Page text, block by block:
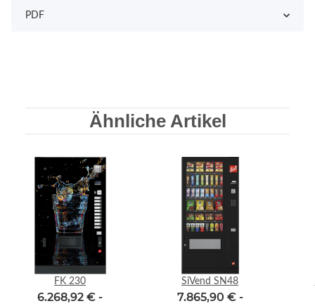
PDF
Ähnliche Artikel
FK 230
6.268,92 € -
SiVend SN48
7.865,90 € -